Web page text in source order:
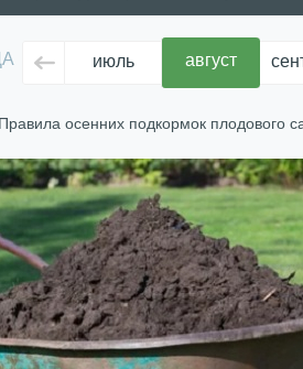
июль август
осенних подкормок плодового